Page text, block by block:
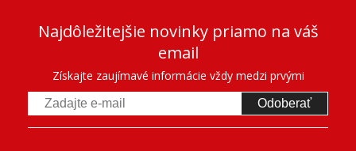
Najdôležitejšie novinky priamo na váš
email
Získajte zaujímavé informácie vždy medzi prvými
Odoberať